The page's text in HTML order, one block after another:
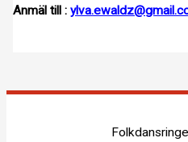
Anmäl till :